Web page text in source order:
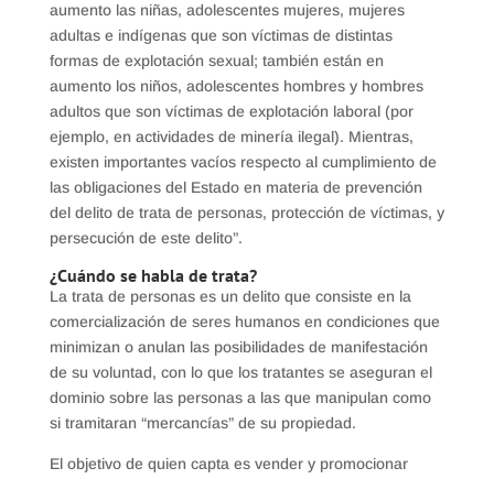
aumento las niñas, adolescentes mujeres, mujeres
adultas e indígenas que son víctimas de distintas
formas de explotación sexual; también están en
aumento los niños, adolescentes hombres y hombres
adultos que son víctimas de explotación laboral (por
ejemplo, en actividades de minería ilegal). Mientras,
existen importantes vacíos respecto al cumplimiento de
las obligaciones del Estado en materia de prevención
del delito de trata de personas, protección de víctimas, y
persecución de este delito”.
¿Cuándo se habla de trata?
La trata de personas es un delito que consiste en la
comercialización de seres humanos en condiciones que
minimizan o anulan las posibilidades de manifestación
de su voluntad, con lo que los tratantes se aseguran el
dominio sobre las personas a las que manipulan como
si tramitaran “mercancías” de su propiedad.
El objetivo de quien capta es vender y promocionar